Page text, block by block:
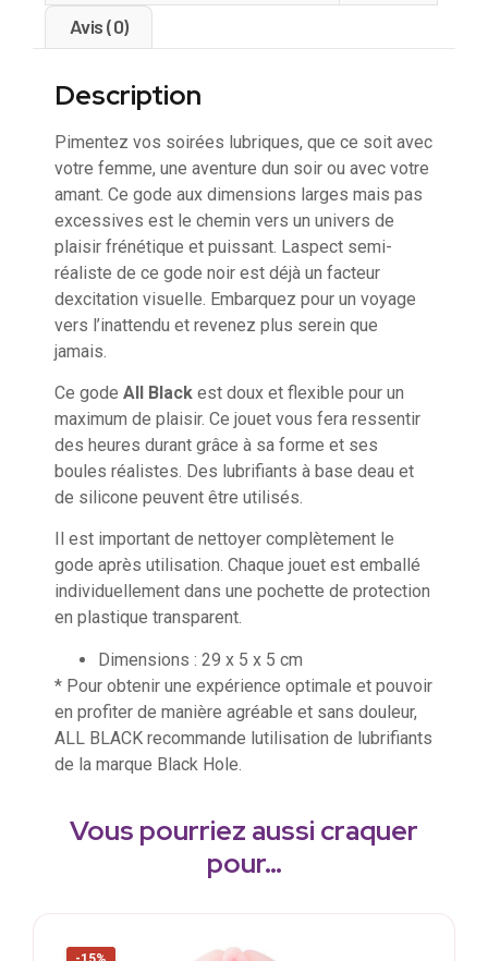
Avis (0)
Description
Pimentez vos soirées lubriques, que ce soit avec
votre femme, une aventure dun soir ou avec votre
amant. Ce gode aux dimensions larges mais pas
excessives est le chemin vers un univers de
plaisir frénétique et puissant. Laspect semi-
réaliste de ce gode noir est déjà un facteur
dexcitation visuelle. Embarquez pour un voyage
vers l’inattendu et revenez plus serein que
jamais.
Ce gode All Black est doux et flexible pour un
maximum de plaisir. Ce jouet vous fera ressentir
des heures durant grâce à sa forme et ses
boules réalistes. Des lubrifiants à base deau et
de silicone peuvent être utilisés.
Il est important de nettoyer complètement le
gode après utilisation. Chaque jouet est emballé
individuellement dans une pochette de protection
en plastique transparent.
Dimensions : 29 x 5 x 5 cm
* Pour obtenir une expérience optimale et pouvoir
en profiter de manière agréable et sans douleur,
ALL BLACK recommande lutilisation de lubrifiants
de la marque Black Hole.
Vous pourriez aussi craquer
pour…